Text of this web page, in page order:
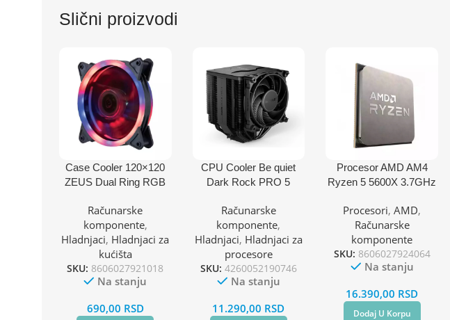
Slični proizvodi
Case Cooler 120×120
ZEUS Dual Ring RGB
Računarske
komponente,
Hladnjaci, Hladnjaci za
kućišta
SKU: 8606027921018
Na stanju
690,00 RSD
CPU Cooler Be quiet
Dark Rock PRO 5
(AM4,AM5,1151,1150,11
55,1200,1700)/TDP-
270W
Računarske
komponente,
Hladnjaci, Hladnjaci za
procesore
SKU: 4260052190746
Na stanju
11.290,00 RSD
Procesor AMD AM4
Ryzen 5 5600X 3.7GHz
Procesori,AMD,
Računarske
komponente
SKU: 8606027924064
Na stanju
16.390,00 RSD
Dodaj U Korpu